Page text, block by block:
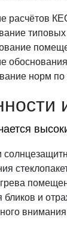
расчётов
норм
и
внимания